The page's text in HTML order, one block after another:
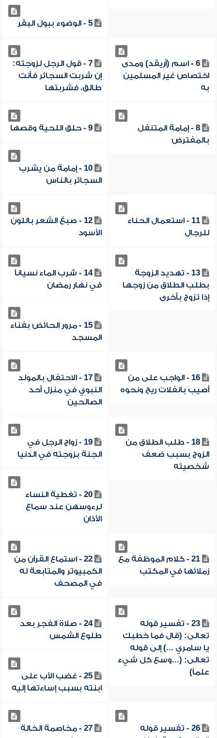
5 - الوضوء ببول البقر
6 - اسم (أريقد) ومدى
اختصاص غير المسلمين
به
7 - قول الرجل لزوجته:
إن شربت السجائر فأنت
طالق، فشربتها
8 - إمامة المتنفل
بالمفترض
9 - حلق اللحية وقصها
10 - إمامة من يشرب
السجائر بالناس
11 - استعمال الحناء
للرجال
12 - صبغ الشعر باللون
الأسود
13 - تهديد الزوجة
بطلب الطلاق من زوجها
إذا تزوج بأخرى
14 - شرب الماء نسياناً
في نهار رمضان
15 - مرور الحائض بفناء
المسجد
16 - الواجب على من
أصيب بانفلات ريح ونحوه
17 - الاحتفال بالمولد
النبوي في منزل أحد
الصالحين
18 - طلب الطلاق من
الزوج بسبب ضعف
شخصيته
19 - زواج الرجل في
الجنة بزوجته في الدنيا
20 - تغطية النساء
لرءوسهن عند سماع
الأذان
21 - كلام الموظفة مع
زملائها في المكتب
22 - استماع القرآن من
الكمبيوتر والمتابعة له
في المصحف
23 - تفسير قوله
تعالى: (قال فما خطبك
يا سامري ...) إلى قوله
تعالى: (...وسع كل شيء
علماً)
24 - صلاة الفجر بعد
طلوع الشمس
25 - غضب الأب على
ابنته بسبب إساءتها إليه
26 - تفسير قوله
27 - مخاصمة الخالة